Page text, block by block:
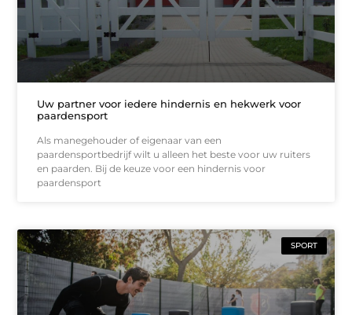
Uw partner voor iedere hindernis en hekwerk voor
paardensport
Als manegehouder of eigenaar van een
paardensportbedrijf wilt u alleen het beste voor uw ruiters
en paarden. Bij de keuze voor een hindernis voor
paardensport
SPORT